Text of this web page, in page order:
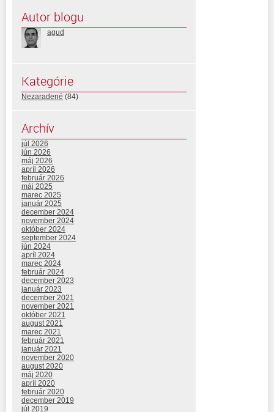
Autor blogu
agud
Kategórie
Nezaradené (84)
Archív
júl 2026
jún 2026
máj 2026
apríl 2026
február 2026
máj 2025
marec 2025
január 2025
december 2024
november 2024
október 2024
september 2024
jún 2024
apríl 2024
marec 2024
február 2024
december 2023
január 2023
december 2021
november 2021
október 2021
august 2021
marec 2021
február 2021
január 2021
november 2020
august 2020
máj 2020
apríl 2020
február 2020
december 2019
júl 2019